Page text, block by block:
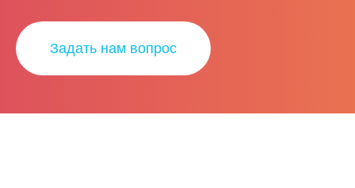
Задать нам вопрос